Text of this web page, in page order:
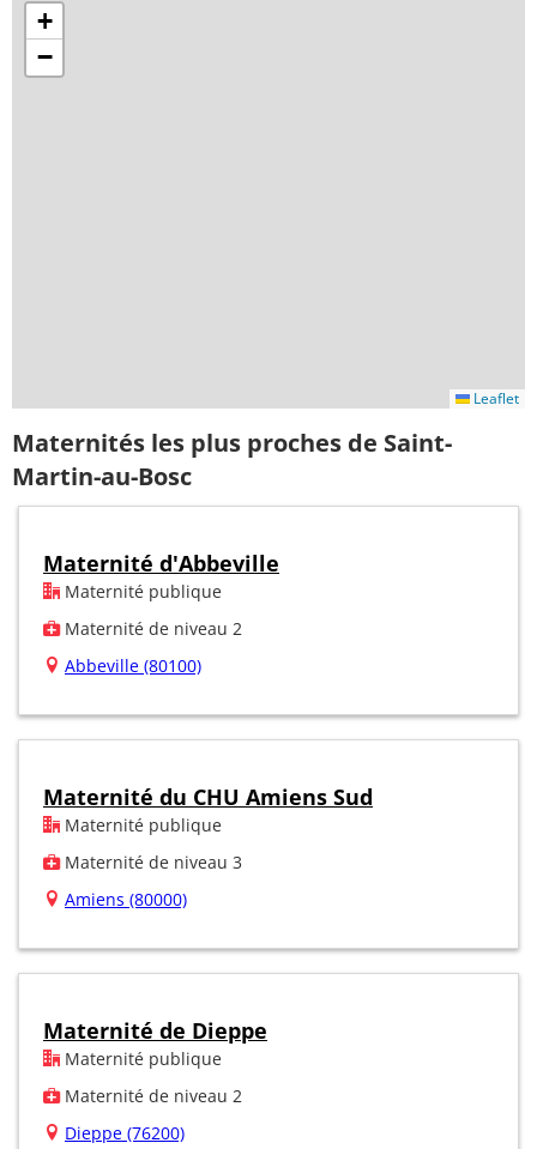
+
−
Leaflet
Maternités les plus proches de Saint-
Martin-au-Bosc
Maternité d'Abbeville
Maternité publique
Maternité de niveau 2
Abbeville (80100)
Maternité du CHU Amiens Sud
Maternité publique
Maternité de niveau 3
Amiens (80000)
Maternité de Dieppe
Maternité publique
Maternité de niveau 2
Dieppe (76200)